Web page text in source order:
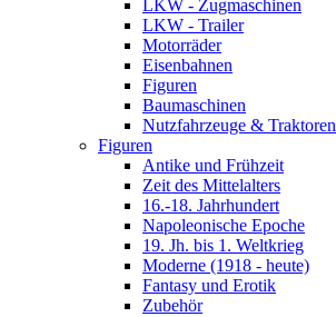
LKW - Zugmaschinen
LKW - Trailer
Motorräder
Eisenbahnen
Figuren
Baumaschinen
Nutzfahrzeuge & Traktoren
Figuren
Antike und Frühzeit
Zeit des Mittelalters
16.-18. Jahrhundert
Napoleonische Epoche
19. Jh. bis 1. Weltkrieg
Moderne (1918 - heute)
Fantasy und Erotik
Zubehör